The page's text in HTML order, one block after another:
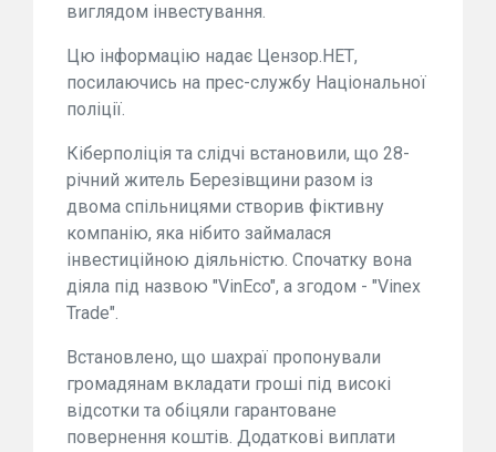
виглядом інвестування.
Цю інформацію надає Цензор.НЕТ,
посилаючись на прес-службу Національної
поліції.
Кіберполіція та слідчі встановили, що 28-
річний житель Березівщини разом із
двома спільницями створив фіктивну
компанію, яка нібито займалася
інвестиційною діяльністю. Спочатку вона
діяла під назвою "VinEco", а згодом - "Vinex
Trade".
Встановлено, що шахраї пропонували
громадянам вкладати гроші під високі
відсотки та обіцяли гарантоване
повернення коштів. Додаткові виплати